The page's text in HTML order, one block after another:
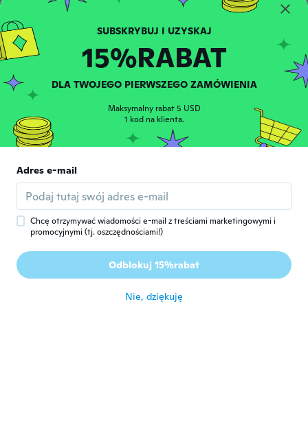
N Rok dołączenia 2016 210 opinie 64 przesłane
około 6 roku temu
Rok dołączenia 2019 · 131
około 6 roku temu
C Cristina
Rok dołączenia 2016 · 22 opinie
około 6 roku temu
H Heinz
Rok dołączenia 2017 · 14 opinie
15%RABAT
DLA TWOJEGO PIERWSZEGO ZAMÓWIENIA
Maksymalny rabat 5 USD
1 kod na klienta.
Adres e-mail
Chcę otrzymywać wiadomości e-mail z treściami marketingowymi i
promocyjnymi (tj. oszczędnościami!)
Odblokuj 15%rabat
Nie, dziękuję